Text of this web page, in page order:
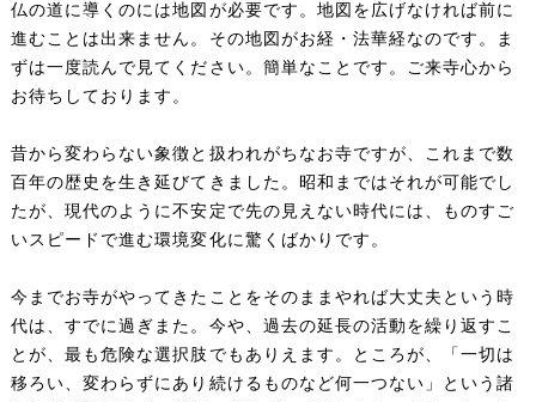
仏の道に導くのには地図が必要です。地図を広げなければ前に
進むことは出来ません。その地図がお経・法華経なのです。ま
ずは一度読んで見てください。簡単なことです。ご来寺心から
お待ちしております。
昔から変わらない象徴と扱われがちなお寺ですが、これまで数
百年の歴史を生き延びてきました。昭和まではそれが可能でし
たが、現代のように不安定で先の見えない時代には、ものすご
いスピードで進む環境変化に驚くばかりです。
今までお寺がやってきたことをそのままやれば大丈夫という時
代は、すでに過ぎまた。今や、過去の延長の活動を繰り返すこ
とが、最も危険な選択肢でもありえます。ところが、「一切は
移ろい、変わらずにあり続けるものなど何一つない」という諸